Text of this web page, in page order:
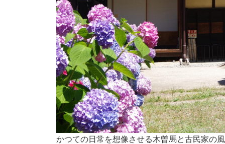
かつての日常を想像させる木曽馬と古民家の